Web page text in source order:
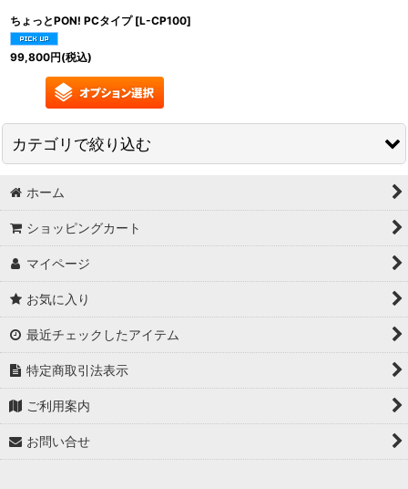
ちょっとPON! PCタイプ [L-CP100]
99,800円(税込)
カテゴリで絞り込む
ライブ・収録 (全商品)
配信PC
スイッチャー
収録(レコーダー)
ホーム
ショッピングカート
マイページ
お気に入り
最近チェックしたアイテム
特定商取引法表示
ご利用案内
お問い合せ